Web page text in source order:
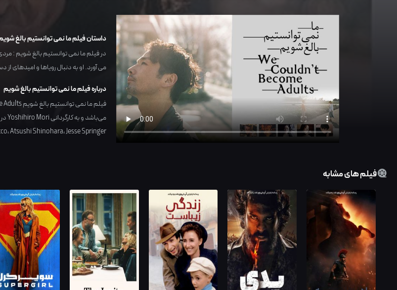
داستان فیلم ما نمی توانستیم بالغ
در فیلم ما نمی توانستیم بالغ شویم :
می آورد. او به دنبال رویاها و امیدهای
درباره فیلم ما نمی توانستیم بالغ شویم
فیلم ما نمی توانستیم بالغ شویم We Couldn't Become Adults محصول کشور
می‌باشد و به کارگردانیYoshihiro Mori
،Atsushi Shinohara،Jesse Springer
فیلم های مشابه